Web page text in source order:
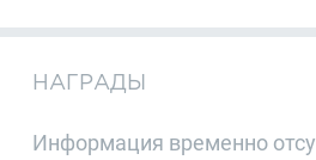
НАГРАДЫ
Информация временно